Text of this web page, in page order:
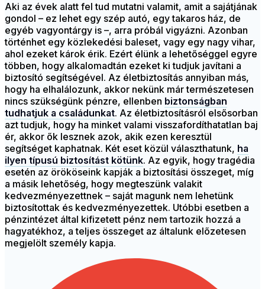
Aki az évek alatt fel tud mutatni valamit, amit a sajátjának
gondol – ez lehet egy szép autó, egy takaros ház, de
egyéb vagyontárgy is –, arra próbál vigyázni. Azonban
történhet egy közlekedési baleset, vagy egy nagy vihar,
ahol ezeket károk érik. Ezért élünk a lehetőséggel egyre
többen, hogy alkalomadtán ezeket ki tudjuk javítani a
biztosító segítségével. Az életbiztosítás annyiban más,
hogy ha elhalálozunk, akkor nekünk már természetesen
nincs szükségünk pénzre, ellenben biztonságban
tudhatjuk a családunkat. Az életbiztosításról elsősorban
azt tudjuk, hogy ha minket valami visszafordíthatatlan baj
ér, akkor ők lesznek azok, akik ezen keresztül
segítséget kaphatnak. Két eset közül választhatunk, ha
ilyen típusú biztosítást kötünk. Az egyik, hogy tragédia
esetén az örököseink kapják a biztosítási összeget, míg
a másik lehetőség, hogy megteszünk valakit
kedvezményezettnek – saját magunk nem lehetünk
biztosítottak és kedvezményezettek. Utóbbi esetben a
pénzintézet által kifizetett pénz nem tartozik hozzá a
hagyatékhoz, a teljes összeget az általunk előzetesen
megjelölt személy kapja.